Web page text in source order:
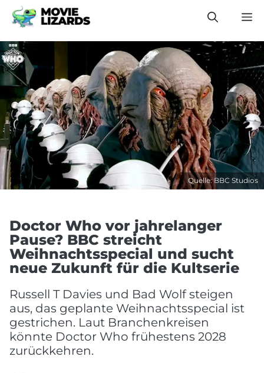
Zum
Inhalt
springen
Quelle: BBC Studios
Doctor Who vor jahrelanger
Pause? BBC streicht
Weihnachtsspecial und sucht
neue Zukunft für die Kultserie
Russell T Davies und Bad Wolf steigen
aus, das geplante Weihnachtsspecial ist
gestrichen. Laut Branchenkreisen
könnte Doctor Who frühestens 2028
zurückkehren.